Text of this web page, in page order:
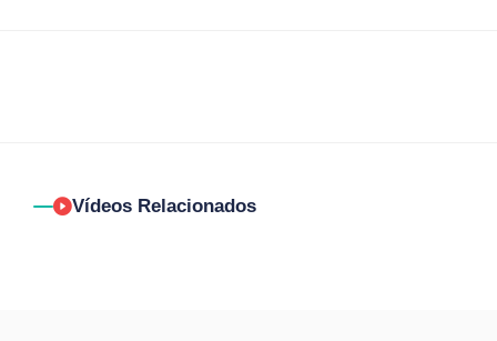
Vídeos Relacionados